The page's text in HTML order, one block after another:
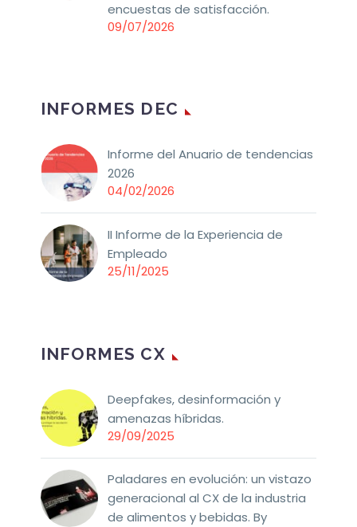
encuestas de satisfacción.
09/07/2026
INFORMES DEC
Informe del Anuario de tendencias
2026
04/02/2026
II Informe de la Experiencia de
Empleado
25/11/2025
INFORMES CX
Deepfakes, desinformación y
amenazas híbridas.
29/09/2025
Paladares en evolución: un vistazo
generacional al CX de la industria
de alimentos y bebidas. By